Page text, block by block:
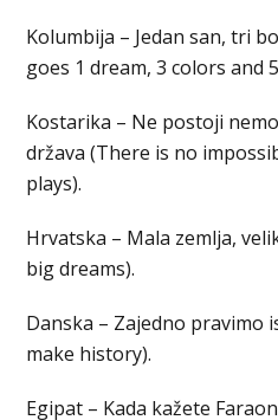
Kolumbija – Jedan san, tri
goes 1 dream, 3 colors and
Kostarika – Ne postoji
država (There is no
plays).
Hrvatska – Mala zemlja,
big dreams).
Danska – Zajedno pravimo
make history).
Egipat – Kada kažete